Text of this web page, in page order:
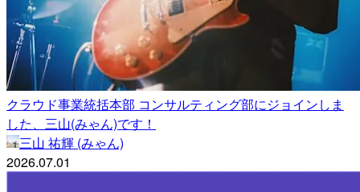
クラウド事業統括本部 コンサルティング部にジョインしま
した、三山(みゃん)です！
三山 祐輝 (みゃん)
2026.07.01